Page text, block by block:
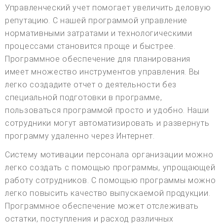
Управленческий учет помогает увеличить деловую
репутацию. С нашей программой управление
нормативными затратами и технологическими
процессами становится проще и быстрее.
Программное обеспечение для планирования
имеет множество инструментов управления. Вы
легко создадите отчет о деятельности без
специальной подготовки в программе,
пользоваться программой просто и удобно. Наши
сотрудники могут автоматизировать и развернуть
программу удаленно через Интернет.
Систему мотивации персонала организации можно
легко создать с помощью программы, упрощающей
работу сотрудников. С помощью программы можно
легко повысить качество выпускаемой продукции.
Программное обеспечение может отслеживать
остатки, поступления и расход различных